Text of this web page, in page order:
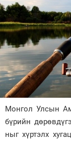
Эдийн засаг
Үзэл бодол
Спорт
Нийгэм
Дэлхий
Энтертайнмэнт
Зурхай
Монгол Улсын
бүрийн
ныг хүртэлх